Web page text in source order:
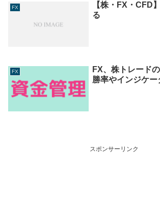
FX
【株・FX・CFD
る
FX
FX、株トレード
勝率やインジケー
スポンサーリンク